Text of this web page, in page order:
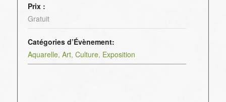
Prix :
Gratuit
Catégories d’Évènement:
Aquarelle, Art, Culture, Exposition